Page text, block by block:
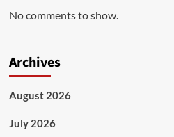
No comments to show.
Archives
August 2026
July 2026